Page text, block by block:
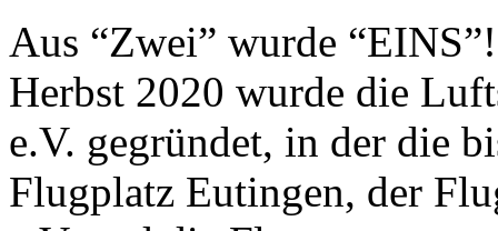
Aus “Zwei” wurde
Herbst 2020 wurde die
e.V. gegründet, in der die
Flugplatz Eutingen, der